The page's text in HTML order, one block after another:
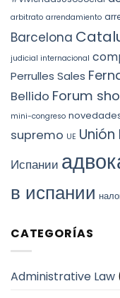
arbitrato arrendamiento
Barcelona
judicial internacional
Perrulles Sales
Bellido Forum
mini-congreso
supremo UE
Испании
в испании
CATEGORÍAS
Administrative Law